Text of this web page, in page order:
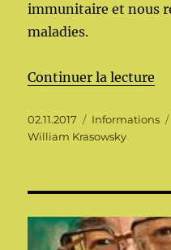
immunitaire et nous
maladies.
Continuer la lecture
Publié
le
02.11.2017 Catégories
Informations
William Krasowsky